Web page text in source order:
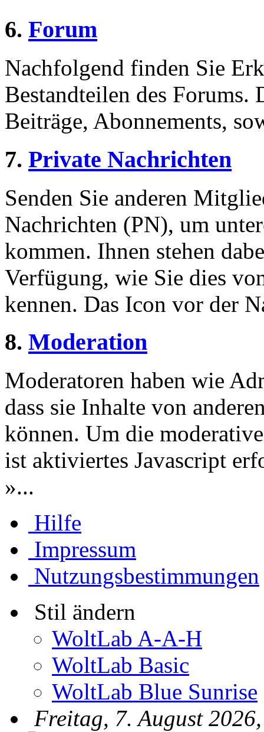
6. Forum
Nachfolgend finden Sie
Bestandteilen des Forums.
Beiträge, Abonnements,
7. Private Nachrichten
Senden Sie anderen
Nachrichten (PN), um
kommen. Ihnen stehen
Verfügung, wie Sie dies
kennen. Das Icon vor der
8. Moderation
Moderatoren haben wie
dass sie Inhalte von
können. Um die
ist aktiviertes Javascript
»...
Hilfe
Impressum
Nutzungsbestimmungen
Stil ändern
WoltLab A-A-H
WoltLab Basic
WoltLab Blue Sunrise
Freitag, 7. August